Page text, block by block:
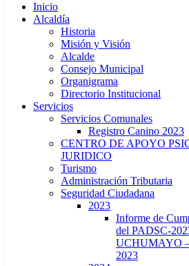
Inicio
Alcaldía
Historia
Misión y Visión
Alcalde
Consejo Municipal
Organigrama
Directorio Institucional
Servicios
Servicios Comunales
Registro Canino 2023
CENTRO DE APOYO
JURIDICO
Turismo
Administración Tributaria
Seguridad Ciudadana
2023
Informe de
del PADSC-
UCHUMAYO –
2023